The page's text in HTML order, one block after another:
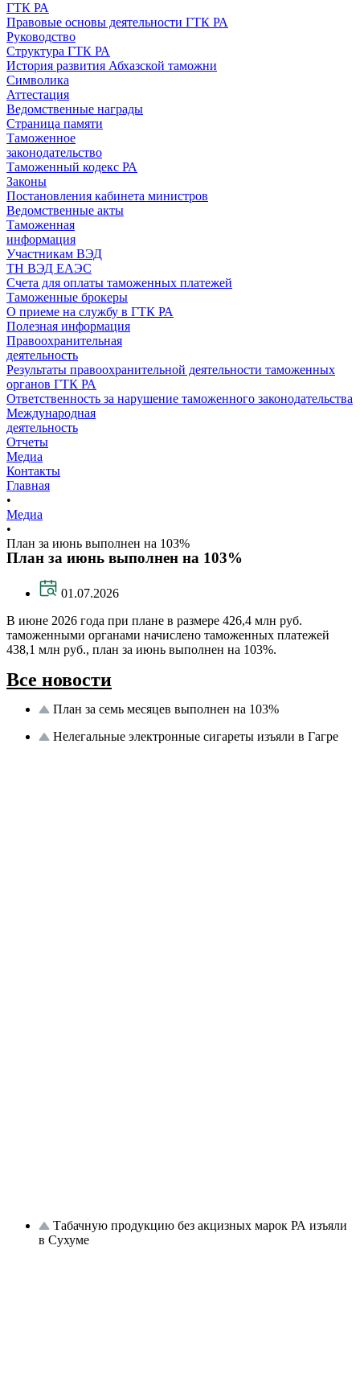
ГТК РА
Правовые основы деятельности ГТК РА
Руководство
Структура ГТК РА
История развития Абхазской таможни
Символика
Аттестация
Ведомственные награды
Страница памяти
Таможенное
законодательство
Таможенный кодекс РА
Законы
Постановления кабинета министров
Ведомственные акты
Таможенная
информация
Участникам ВЭД
ТН ВЭД ЕАЭС
Счета для оплаты таможенных платежей
Таможенные брокеры
О приеме на службу в ГТК РА
Полезная информация
Правоохранительная
деятельность
Результаты правоохранительной деятельности таможенных
органов ГТК РА
Ответственность за нарушение таможенного законодательства
Международная
деятельность
Отчеты
Медиа
Контакты
Главная
•
Медиа
•
План за июнь выполнен на 103%
План за июнь выполнен на 103%
01.07.2026
В июне 2026 года при плане в размере 426,4 млн руб.
таможенными органами начислено таможенных платежей
438,1 млн руб., план за июнь выполнен на 103%.
Все новости
План за семь месяцев выполнен на 103%
Нелегальные электронные сигареты изъяли в Гагре
Табачную продукцию без акцизных марок РА изъяли
в Сухуме